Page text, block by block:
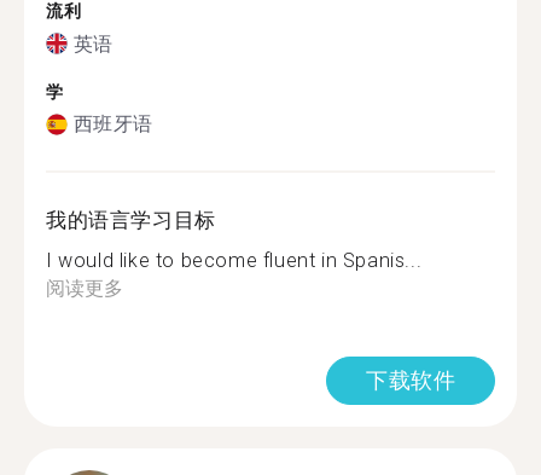
流利
英语
学
西班牙语
我的语言学习目标
I would like to become fluent in Spanis...
阅读更多
下载软件